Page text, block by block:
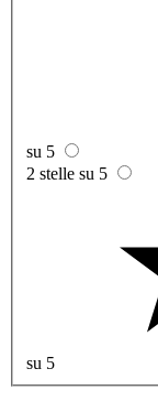
su 5
2 stelle su 5
su 5